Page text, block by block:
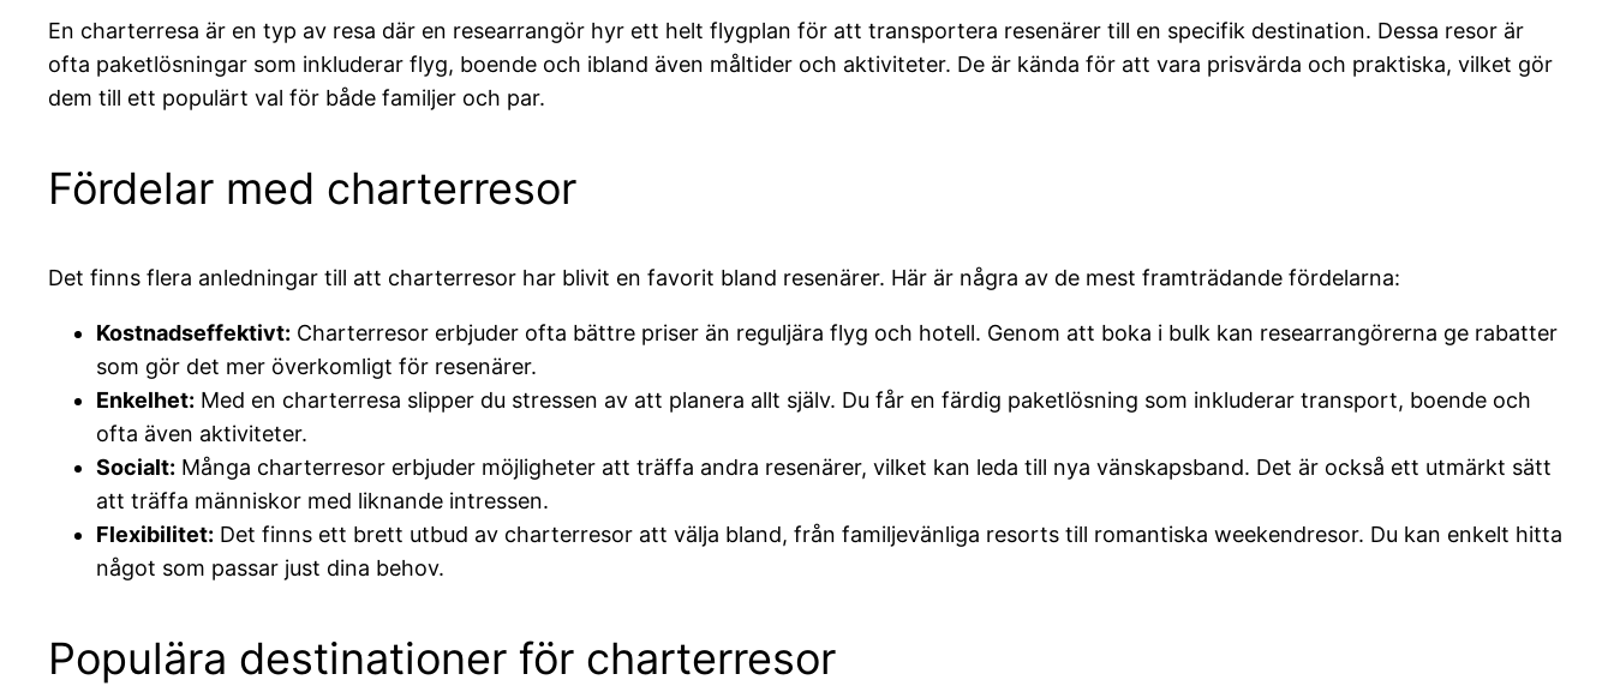
En charterresa är en typ av resa där en researrangör hyr ett helt flygplan för att transportera resenärer till en specifik destination. Dessa resor är
ofta paketlösningar som inkluderar flyg, boende och ibland även måltider och aktiviteter. De är kända för att vara prisvärda och praktiska, vilket gör
dem till ett populärt val för både familjer och par.
Fördelar med charterresor
Det finns flera anledningar till att charterresor har blivit en favorit bland resenärer. Här är några av de mest framträdande fördelarna:
Kostnadseffektivt: Charterresor erbjuder ofta bättre priser än reguljära flyg och hotell. Genom att boka i bulk kan researrangörerna ge rabatter
som gör det mer överkomligt för resenärer.
Enkelhet: Med en charterresa slipper du stressen av att planera allt själv. Du får en färdig paketlösning som inkluderar transport, boende och
ofta även aktiviteter.
Socialt: Många charterresor erbjuder möjligheter att träffa andra resenärer, vilket kan leda till nya vänskapsband. Det är också ett utmärkt sätt
att träffa människor med liknande intressen.
Flexibilitet: Det finns ett brett utbud av charterresor att välja bland, från familjevänliga resorts till romantiska weekendresor. Du kan enkelt hitta
något som passar just dina behov.
Populära destinationer för charterresor